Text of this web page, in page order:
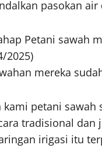
pasokan
Petani sawah
2025)
mereka
kami petani
tradisional dan
irigasi itu